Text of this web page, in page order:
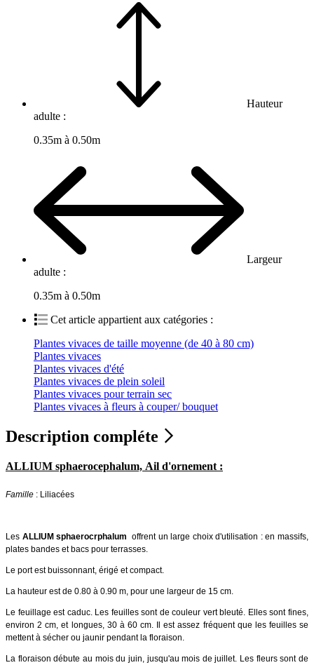
Hauteur
adulte :
0.35m à 0.50m
Largeur
adulte :
0.35m à 0.50m
Cet article appartient aux catégories :
Plantes vivaces de taille moyenne (de 40 à 80 cm)
Plantes vivaces
Plantes vivaces d'été
Plantes vivaces de plein soleil
Plantes vivaces pour terrain sec
Plantes vivaces à fleurs à couper/ bouquet
Description compléte
ALLIUM sphaerocephalum, Ail d'ornement :
Famille : Liliacées
Les ALLIUM sphaerocrphalumoffrent un large choix d'utilisation : en massifs,
plates bandes et bacs pour terrasses.
Le port est buissonnant, érigé et compact.
La hauteur est de 0.80 à 0.90 m, pour une largeur de 15 cm.
Le feuillage est caduc. Les feuilles sont de couleur vert bleuté. Elles sont fines,
environ 2 cm, et longues, 30 à 60 cm. Il est assez fréquent que les feuilles se
mettent à sécher ou jaunir pendant la floraison.
La floraison débute au mois du juin, jusqu'au mois de juillet. Les fleurs sont de